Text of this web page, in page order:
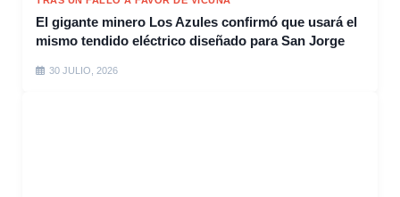
El gigante minero Los Azules confirmó que usará el
mismo tendido eléctrico diseñado para San Jorge
30 JULIO, 2026